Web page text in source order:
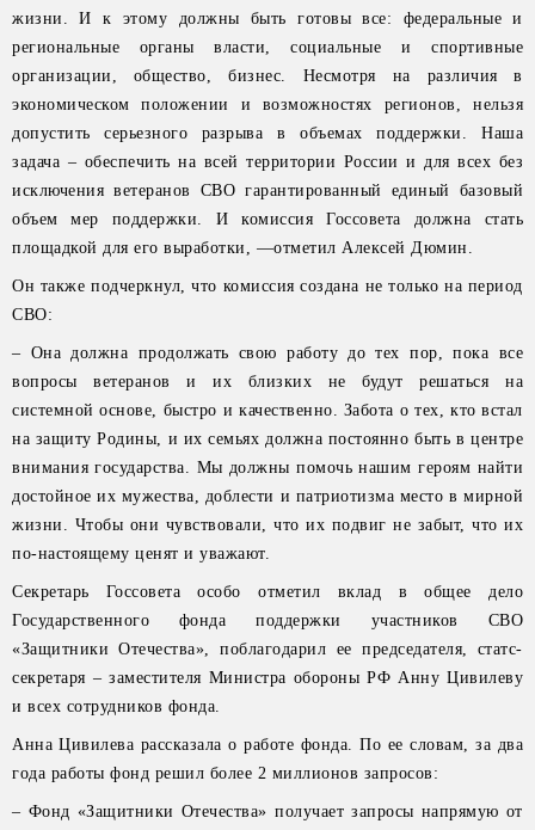
жизни. И к этому должны быть готовы все: федеральные и
региональные органы власти, социальные и спортивные
организации, общество, бизнес. Несмотря на различия в
экономическом положении и возможностях регионов, нельзя
допустить серьезного разрыва в объемах поддержки. Наша
задача – обеспечить на всей территории России и для всех без
исключения ветеранов СВО гарантированный единый базовый
объем мер поддержки. И комиссия Госсовета должна стать
площадкой для его выработки, —отметил Алексей Дюмин.
Он также подчеркнул, что комиссия создана не только на период
СВО:
– Она должна продолжать свою работу до тех пор, пока все
вопросы ветеранов и их близких не будут решаться на
системной основе, быстро и качественно. Забота о тех, кто встал
на защиту Родины, и их семьях должна постоянно быть в центре
внимания государства. Мы должны помочь нашим героям найти
достойное их мужества, доблести и патриотизма место в мирной
жизни. Чтобы они чувствовали, что их подвиг не забыт, что их
по-настоящему ценят и уважают.
Секретарь Госсовета особо отметил вклад в общее дело
Государственного фонда поддержки участников СВО
«Защитники Отечества», поблагодарил ее председателя, статс-
секретаря – заместителя Министра обороны РФ Анну Цивилеву
и всех сотрудников фонда.
Анна Цивилева рассказала о работе фонда. По ее словам, за два
года работы фонд решил более 2 миллионов запросов:
– Фонд «Защитники Отечества» получает запросы напрямую от